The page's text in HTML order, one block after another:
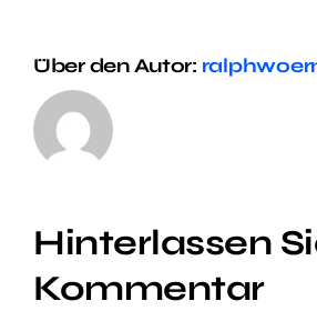
Über den Autor:
Hinterlassen
Kommentar